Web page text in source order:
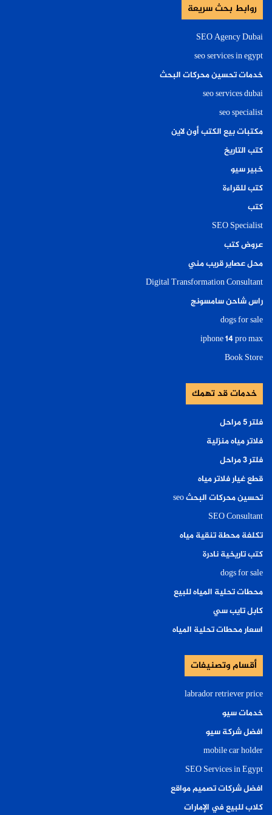
روابط بحث سريعة
SEO Agency Dubai
seo services in egypt
خدمات تحسين محركات البحث
seo services dubai
seo specialist
مكتبات بيع الكتب أون لاين
كتب التاريخ
خبير سيو
كتب للقراءة
كتب
SEO Specialist
عروض كتب
محل عصاير قريب مني
Digital Transformation Consultant
راس شاحن سامسونج
dogs for sale
iphone 14 pro max
Book Store
خدمات قد تهمك
فلتر ٥ مراحل
فلاتر مياه منزلية
فلتر ٣ مراحل
قطع غيار فلاتر مياه
تحسين محركات البحث seo
SEO Consultant
تكلفة محطة تنقية مياه
كتب تاريخية نادرة
dogs for sale
محطات تحلية المياه للبيع
كابل تايب سي
اسعار محطات تحلية المياه
أقسام وتصنيفات
labrador retriever price
خدمات سيو
افضل شركة سيو
mobile car holder
SEO Services in Egypt
افضل شركات تصميم مواقع
كلاب للبيع في الإمارات